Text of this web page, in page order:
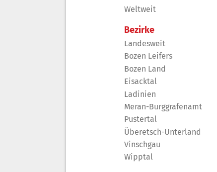
Weltweit
Bezirke
Landesweit
Bozen Leifers
Bozen Land
Eisacktal
Ladinien
Meran-Burggrafenamt
Pustertal
Überetsch-Unterland
Vinschgau
Wipptal